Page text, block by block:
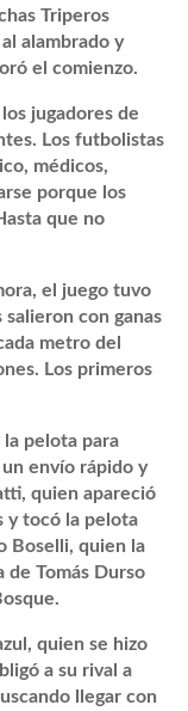
Triperos
alambrado y
el comienzo.
jugadores de
Los futbolistas
médicos,
porque los
que no
el juego tuvo
con ganas
metro del
Los primeros
pelota para
envío rápido y
quien apareció
y tocó la pelota
Boselli, quien la
de Tomás Durso
quien se hizo
a su rival a
llegar con